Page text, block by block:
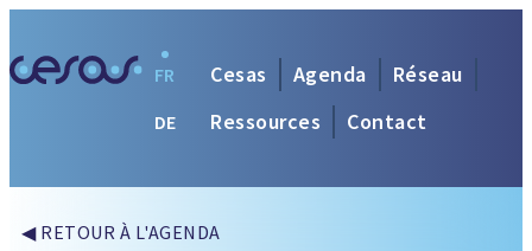
Cesas Agenda
Réseau
Ressources
Contact
FR
DE
◀ RETOUR À L'AGENDA